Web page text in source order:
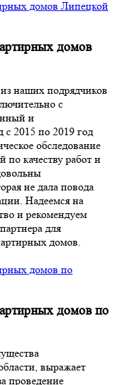
домов
наших подрядчиков
с
и
с 2015 по 2019 год
обследование
качеству работ и
не дала повода
Надеемся на
и рекомендуем
для
домов.
домов по
выражает
проведение